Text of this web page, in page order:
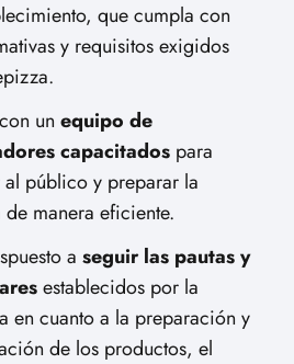
que cumpla con
y requisitos exigidos
un equipo de
capacitados para
al público y preparar la
manera eficiente.
a seguir las pautas y
establecidos por la
en cuanto a la preparación y
de los productos, el